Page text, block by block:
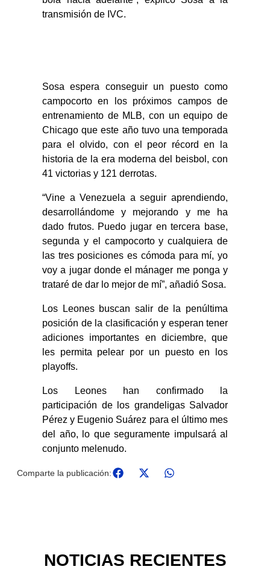
transmisión de IVC.
Sosa espera conseguir un puesto como
campocorto en los próximos campos de
entrenamiento de MLB, con un equipo de
Chicago que este año tuvo una temporada
para el olvido, con el peor récord en la
historia de la era moderna del beisbol, con
41 victorias y 121 derrotas.
“Vine a Venezuela a seguir aprendiendo,
desarrollándome y mejorando y me ha
dado frutos. Puedo jugar en tercera base,
segunda y el campocorto y cualquiera de
las tres posiciones es cómoda para mí, yo
voy a jugar donde el mánager me ponga y
trataré de dar lo mejor de mí”, añadió Sosa.
Los Leones buscan salir de la penúltima
posición de la clasificación y esperan tener
adiciones importantes en diciembre, que
les permita pelear por un puesto en los
playoffs.
Los Leones han confirmado la
participación de los grandeligas Salvador
Pérez y Eugenio Suárez para el último mes
del año, lo que seguramente impulsará al
conjunto melenudo.
Comparte la publicación:
NOTICIAS RECIENTES